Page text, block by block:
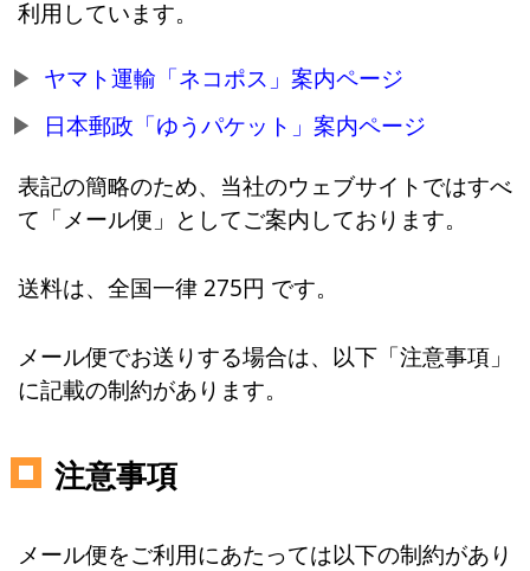
利用しています。
ヤマト運輸「ネコポス」案内ページ
日本郵政「ゆうパケット」案内ページ
表記の簡略のため、当社のウェブサイトではすべ
て「メール便」としてご案内しております。
送料は、全国一律 275円 です。
メール便でお送りする場合は、以下「注意事項」
に記載の制約があります。
注意事項
メール便をご利用にあたっては以下の制約があり